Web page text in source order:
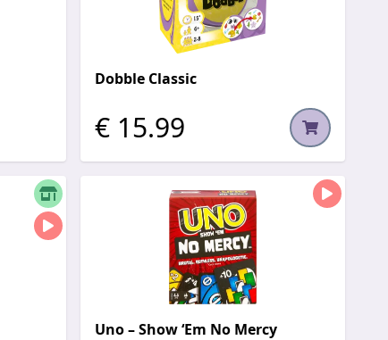
Dobble Classic
€ 15.99
Uno – Show ‘Em No Mercy